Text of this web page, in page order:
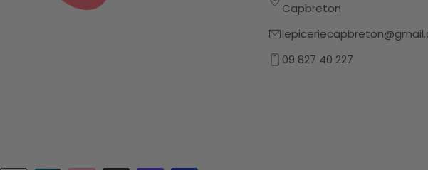
Capbreton
09 827 40 227